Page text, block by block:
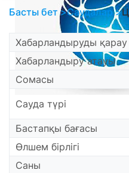
Басты бет Саудалар
Хабарландыруды
Хабарландыру атауы
Сомасы
Сауда түрі
Бастапқы бағасы
Өлшем бірлігі
Саны